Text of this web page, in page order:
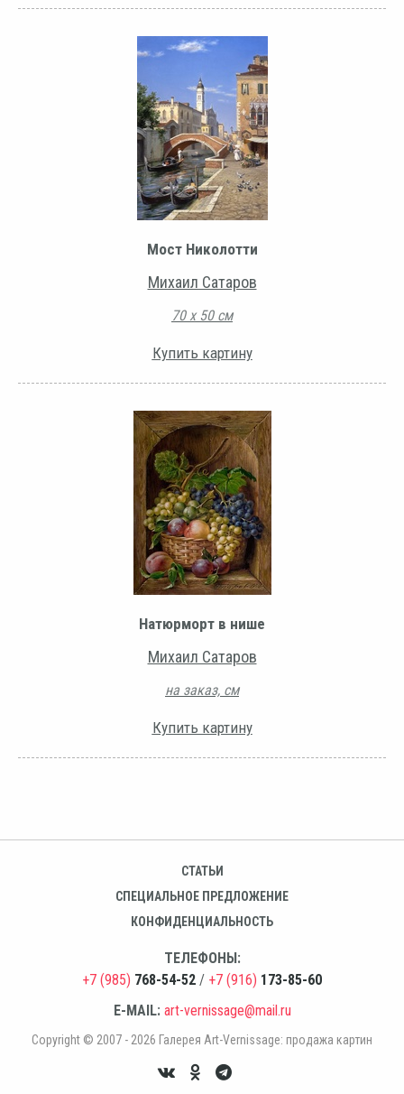
Мост Николотти
Михаил Сатаров
70 х 50 см
Купить картину
Натюрморт в нише
Михаил Сатаров
на заказ, см
Купить картину
СТАТЬИ
СПЕЦИАЛЬНОЕ ПРЕДЛОЖЕНИЕ
КОНФИДЕНЦИАЛЬНОСТЬ
ТЕЛЕФОНЫ:
+7 (985) 768-54-52 / +7 (916) 173-85-60
E-MAIL: art-vernissage@mail.ru
Copyright © 2007 - 2026 Галерея Art-Vernissage: продажа картин